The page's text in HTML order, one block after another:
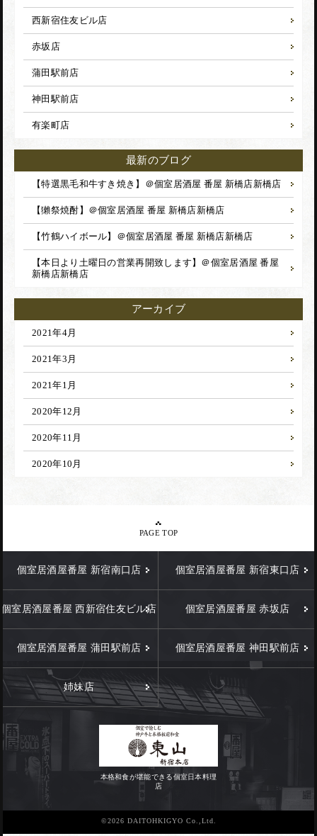
西新宿住友ビル店
赤坂店
蒲田駅前店
神田駅前店
有楽町店
最新のブログ
【特選黒毛和牛すき焼き】＠個室居酒屋 番屋 新橋店新橋店
【獺祭焼酎】＠個室居酒屋 番屋 新橋店新橋店
【竹鶴ハイボール】＠個室居酒屋 番屋 新橋店新橋店
【本日より土曜日の営業再開致します】＠個室居酒屋 番屋
新橋店新橋店
アーカイブ
2021年4月
2021年3月
2021年1月
2020年12月
2020年11月
2020年10月
PAGE TOP
個室居酒屋番屋 新宿南口店 個室居酒屋番屋 新宿東口店
個室居酒屋番屋 西新宿住友ビル店 個室居酒屋番屋 赤坂店
個室居酒屋番屋 蒲田駅前店 個室居酒屋番屋 神田駅前店
姉妹店
本格和食が堪能できる個室日本料理
店
©2026 DAITOHKIGYO Co.,Ltd.